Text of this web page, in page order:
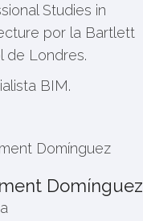
Studies in
por la Bartlett
de Londres.
BIM.
Domínguez